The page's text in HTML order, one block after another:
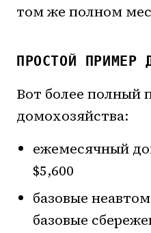
том же полном
ПРОСТОЙ ПРИМЕР
Вот более полный
домохозяйства:
ежемесячный
$5,600
базовые
базовые